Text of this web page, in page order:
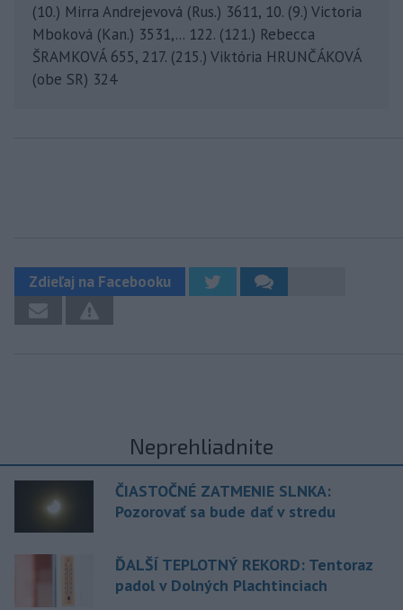
(10.) Mirra Andrejevová (Rus.) 3611, 10. (9.) Victoria
Mboková (Kan.) 3531,... 122. (121.) Rebecca
ŠRAMKOVÁ 655, 217. (215.) Viktória HRUNČÁKOVÁ
(obe SR) 324
Zdieľaj na Facebooku
Neprehliadnite
ČIASTOČNÉ ZATMENIE SLNKA:
Pozorovať sa bude dať v stredu
ĎALŠÍ TEPLOTNÝ REKORD: Tentoraz
padol v Dolných Plachtinciach